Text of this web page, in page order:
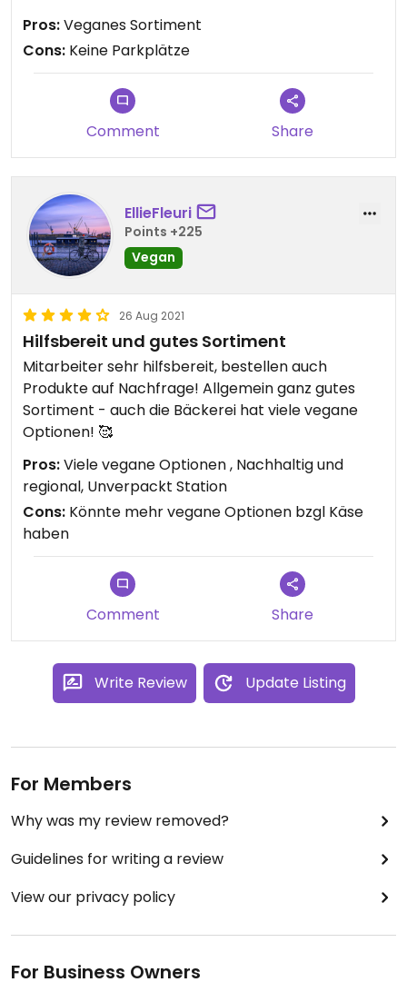
vergleichsweise besser. Ganz schwierig ist die
Parkplatzsituation vor dem Geschäft.
Pros:Veganes Sortiment
Cons: Keine Parkplätze
Comment Share
EllieFleuri
Points +225
Vegan
26 Aug 2021
Hilfsbereit und gutes Sortiment
Mitarbeiter sehr hilfsbereit, bestellen auch
Produkte auf Nachfrage! Allgemein ganz gutes
Sortiment - auch die Bäckerei hat viele vegane
Optionen! 🥰
Pros:Viele vegane Optionen , Nachhaltig und
regional, Unverpackt Station
Cons: Könnte mehr vegane Optionen bzgl Käse
haben
Comment Share
Write Review Update Listing
For Members
Why was my review removed?
Guidelines for writing a review
View our privacy policy
For Business Owners